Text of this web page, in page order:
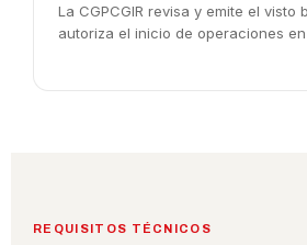
La CGPCGIR revisa y emite el visto
autoriza el inicio de operaciones
REQUISITOS TÉCNICOS